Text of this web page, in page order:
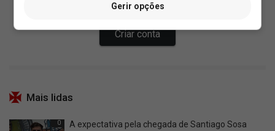
Mais lidas
0 A expectativa pela chegada de Santiago Sosa
Gerir opções